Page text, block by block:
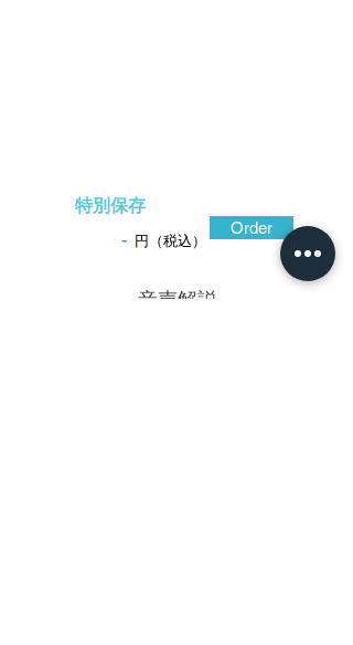
特別保存
- 円（税込）
Order
​音声解説